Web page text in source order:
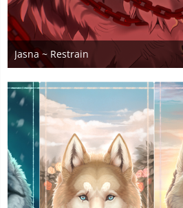
Jasna ~ Restrain
4. August 2025
1